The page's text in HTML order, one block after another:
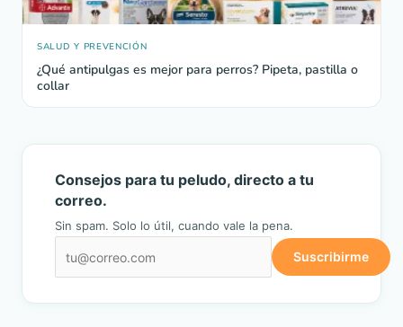
SALUD Y PREVENCIÓN
¿Qué antipulgas es mejor para perros? Pipeta, pastilla o
collar
Consejos para tu peludo, directo a tu
correo.
Sin spam. Solo lo útil, cuando vale la pena.
Suscribirme